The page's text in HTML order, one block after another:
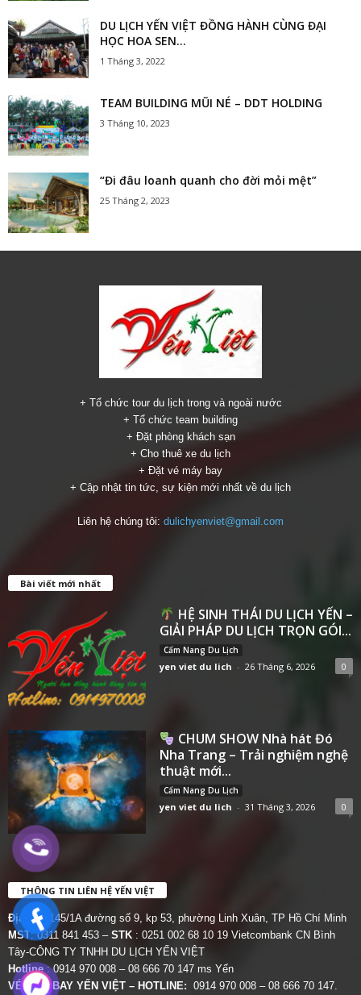
DU LỊCH YẾN VIỆT ĐỒNG HÀNH CÙNG ĐẠI
HỌC HOA SEN...
1 Tháng 3, 2022
TEAM BUILDING MŨI NÉ – DDT HOLDING
3 Tháng 10, 2023
“Đi đâu loanh quanh cho đời mỏi mệt”
25 Tháng 2, 2023
+ Tổ chức tour du lịch trong và ngoài nước
+ Tổ chức team building
+ Đặt phòng khách sạn
+ Cho thuê xe du lịch
+ Đặt vé máy bay
+ Cập nhật tin tức, sự kiện mới nhất về du lịch
Liên hệ chúng tôi: dulichyenviet@gmail.com
Bài viết mới nhất
HỆ SINH THÁI DU LỊCH YẾN –
GIẢI PHÁP DU LỊCH TRỌN GÓI...
Cẩm Nang Du Lịch
yen viet du lich - 26 Tháng 6, 2026 0
CHUM SHOW Nhà hát Đó
Nha Trang – Trải nghiệm nghệ
thuật mới...
Cẩm Nang Du Lịch
yen viet du lich - 31 Tháng 3, 2026 0
THÔNG TIN LIÊN HỆ YẾN VIỆT
Địa chỉ:
145/1A đường số 9, kp 53, phường Linh Xuân, TP Hồ Chí Minh
MST: 0311 841 453 – STK : 0251 002 68 10 19 Vietcombank CN Bình
Tây-CÔNG TY TNHH DU LỊCH YẾN VIỆT
Hotline: 0914 970 008 – 08 666 70 147 ms Yến
VÉ MÁY BAY YẾN VIỆT – HOTLINE: 0914 970 008 – 08 666 70 147.